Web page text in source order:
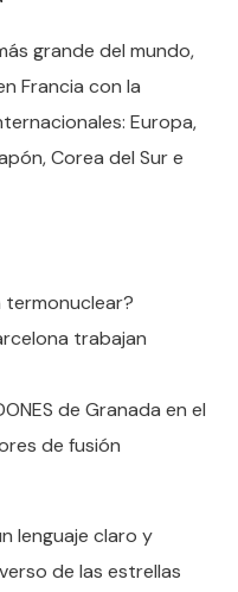
grande del mundo,
Francia con la
Europa,
Corea del Sur e
termonuclear?
trabajan
de Granada en el
de fusión
lenguaje claro y
de las estrellas